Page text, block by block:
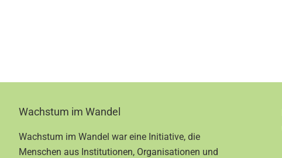
FooterWachstum im Wandel
Wachstum im Wandel war eine Initiative, die
Menschen aus Institutionen, Organisationen und